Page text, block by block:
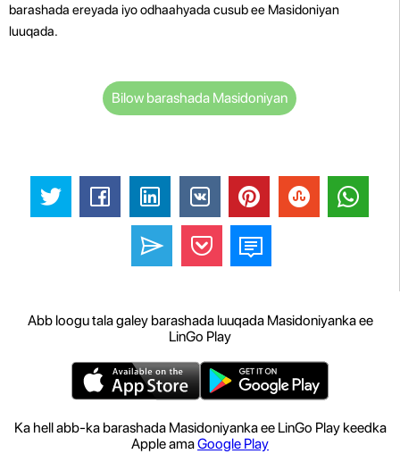
barashada ereyada iyo odhaahyada cusub ee Masidoniyan
luuqada.
Bilow barashada Masidoniyan
Abb loogu tala galey barashada luuqada Masidoniyanka ee
LinGo Play
Ka hell abb-ka barashada Masidoniyanka ee LinGo Play keedka
Apple amaGoogle Play